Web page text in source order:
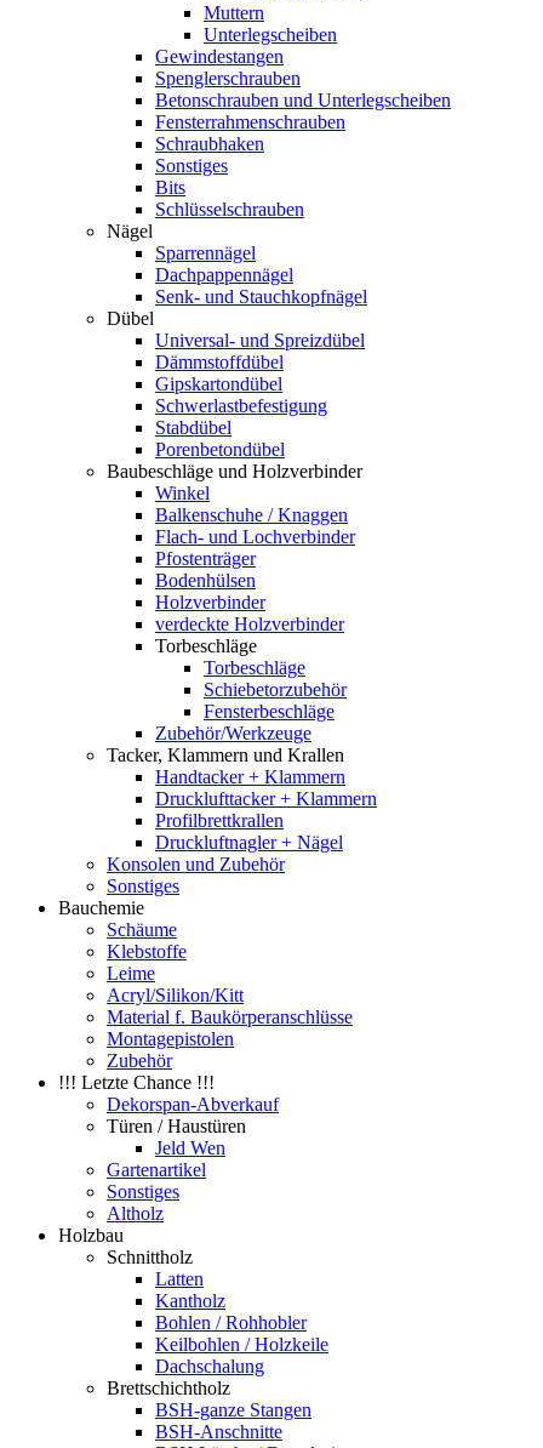
Muttern
Unterlegscheiben
Gewindestangen
Spenglerschrauben
Betonschrauben und Unterlegscheiben
Fensterrahmenschrauben
Schraubhaken
Sonstiges
Bits
Schlüsselschrauben
Nägel
Sparrennägel
Dachpappennägel
Senk- und Stauchkopfnägel
Dübel
Universal- und Spreizdübel
Dämmstoffdübel
Gipskartondübel
Schwerlastbefestigung
Stabdübel
Porenbetondübel
Baubeschläge und Holzverbinder
Winkel
Balkenschuhe / Knaggen
Flach- und Lochverbinder
Pfostenträger
Bodenhülsen
Holzverbinder
verdeckte Holzverbinder
Torbeschläge
Torbeschläge
Schiebetorzubehör
Fensterbeschläge
Zubehör/Werkzeuge
Tacker, Klammern und Krallen
Handtacker + Klammern
Drucklufttacker + Klammern
Profilbrettkrallen
Druckluftnagler + Nägel
Konsolen und Zubehör
Sonstiges
Bauchemie
Schäume
Klebstoffe
Leime
Acryl/Silikon/Kitt
Material f. Baukörperanschlüsse
Montagepistolen
Zubehör
!!! Letzte Chance !!!
Dekorspan-Abverkauf
Türen / Haustüren
Jeld Wen
Gartenartikel
Sonstiges
Altholz
Holzbau
Schnittholz
Latten
Kantholz
Bohlen / Rohhobler
Keilbohlen / Holzkeile
Dachschalung
Brettschichtholz
BSH-ganze Stangen
BSH-Anschnitte